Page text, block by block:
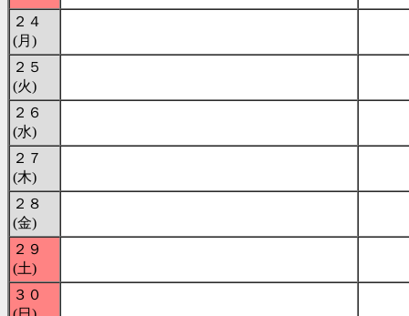
２４
(月)
２５
(火)
２６
(水)
２７
(木)
２８
(金)
２９
(土)
３０